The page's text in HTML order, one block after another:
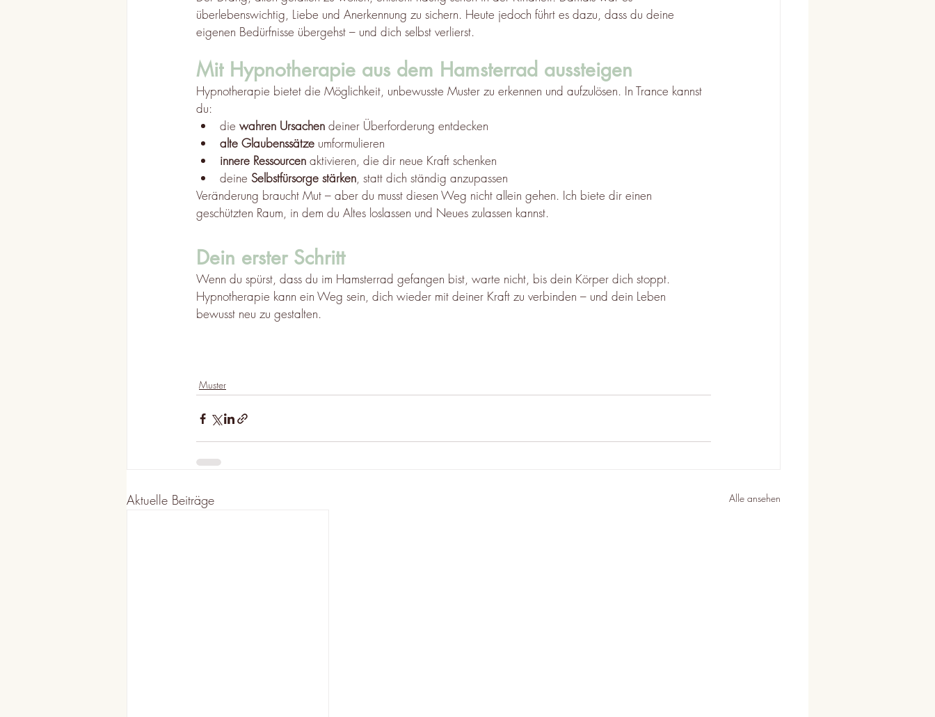
überlebenswichtig, Liebe und Anerkennung zu sichern. Heute jedoch führt es dazu, dass du deine
eigenen Bedürfnisse übergehst – und dich selbst verlierst.
Mit Hypnotherapie aus dem Hamsterrad aussteigen
Hypnotherapie bietet die Möglichkeit, unbewusste Muster zu erkennen und aufzulösen. In Trance kannst
du:
die wahren Ursachen deiner Überforderung entdecken
alte Glaubenssätze umformulieren
innere Ressourcen aktivieren, die dir neue Kraft schenken
deine Selbstfürsorge stärken, statt dich ständig anzupassen
Veränderung braucht Mut – aber du musst diesen Weg nicht allein gehen. Ich biete dir einen
geschützten Raum, in dem du Altes loslassen und Neues zulassen kannst.
Dein erster Schritt
Wenn du spürst, dass du im Hamsterrad gefangen bist, warte nicht, bis dein Körper dich stoppt.
Hypnotherapie kann ein Weg sein, dich wieder mit deiner Kraft zu verbinden – und dein Leben
bewusst neu zu gestalten.
Muster
Aktuelle Beiträge Alle ansehen